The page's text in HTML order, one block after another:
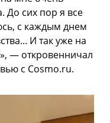
До сих пор я все
с каждым днем
И так уже на
— откровенничал
с Cosmo.ru.